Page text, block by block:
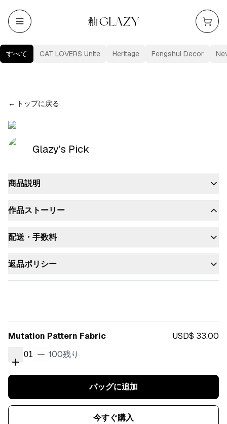
すべて CAT LOVERS Unite Heritage Fengshui Decor
← トップに戻る
Glazy's Pick
商品説明
作品ストーリー
配送・手数料
返品ポリシー
Mutation Pattern Fabric USD$ 33.00
01 100残り
バッグに追加
今すぐ購入